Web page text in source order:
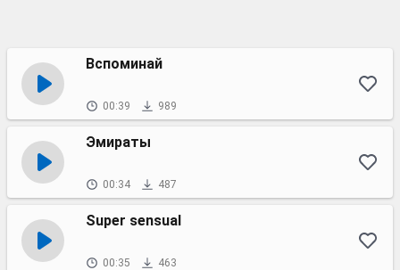
Вспоминай
00:39 989
Эмираты
00:34 487
Super sensual
00:35 463